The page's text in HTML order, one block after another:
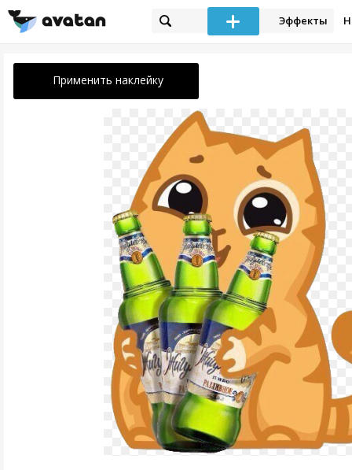
Эффекты
Применить наклейку